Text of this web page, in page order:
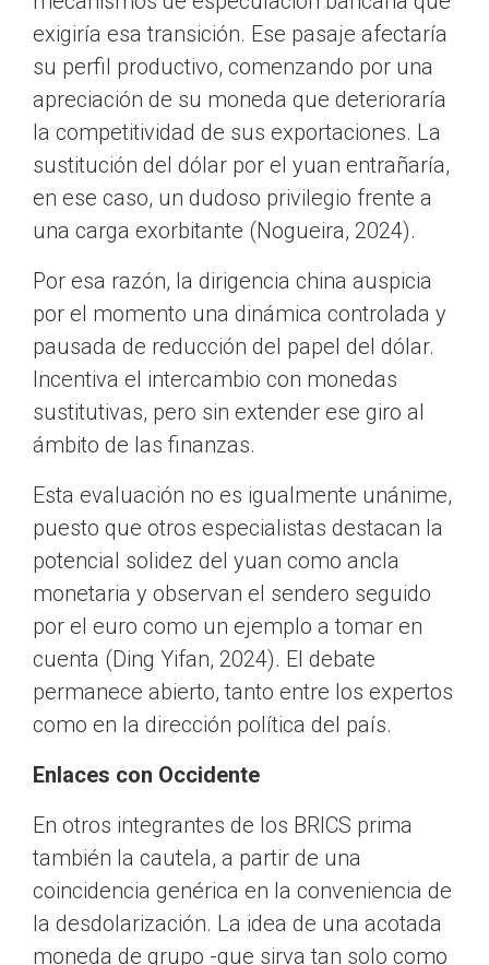
exigiría esa transición. Ese pasaje afectaría
su perfil productivo, comenzando por una
apreciación de su moneda que deterioraría
la competitividad de sus exportaciones. La
sustitución del dólar por el yuan entrañaría,
en ese caso, un dudoso privilegio frente a
una carga exorbitante (Nogueira, 2024).
Por esa razón, la dirigencia china auspicia
por el momento una dinámica controlada y
pausada de reducción del papel del dólar.
Incentiva el intercambio con monedas
sustitutivas, pero sin extender ese giro al
ámbito de las finanzas.
Esta evaluación no es igualmente unánime,
puesto que otros especialistas destacan la
potencial solidez del yuan como ancla
monetaria y observan el sendero seguido
por el euro como un ejemplo a tomar en
cuenta (Ding Yifan, 2024). El debate
permanece abierto, tanto entre los expertos
como en la dirección política del país.
Enlaces con Occidente
En otros integrantes de los BRICS prima
también la cautela, a partir de una
coincidencia genérica en la conveniencia de
la desdolarización. La idea de una acotada
moneda de grupo -que sirva tan solo como